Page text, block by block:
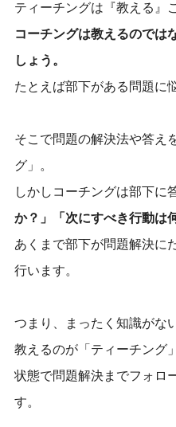
ティーチングは『教える』
コーチングは教えるのでは
しょう。
たとえば部下がある問題に
そこで問題の解決法や答え
グ」。
しかしコーチングは部下に
か？」「次にすべき行動は
あくまで部下が問題解決に
行います。
つまり、まったく知識がな
教えるのが「ティーチング
状態で問題解決までフォロ
す。